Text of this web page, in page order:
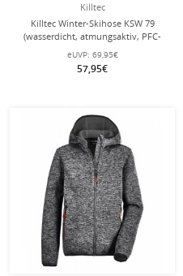
Killtec
Killtec Winter-Skihose KSW 79
(wasserdicht, atmungsaktiv, PFC-
frei, Schneefang, Kantenschutz) rot
Kinder
eUVP: 69,95€
57,95€